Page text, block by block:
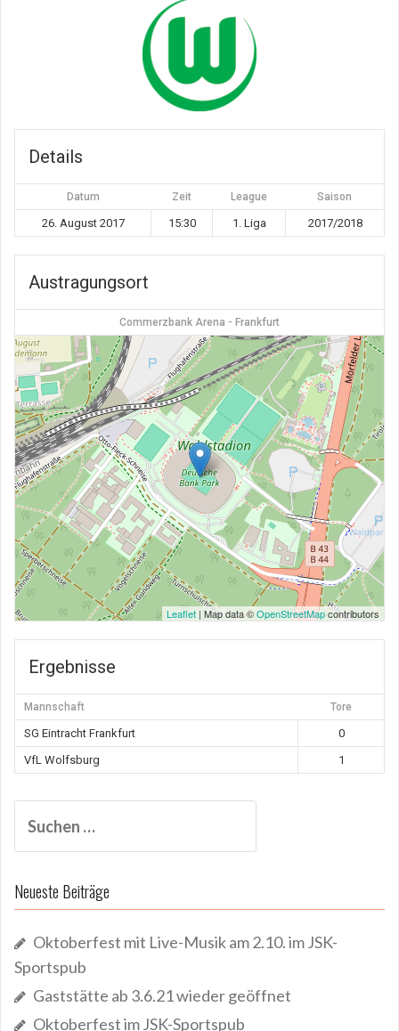
Details
Datum Zeit League Saison
26. August 2017 15:30 1. Liga 2017/2018
Austragungsort
Commerzbank Arena - Frankfurt
Leaflet | Map data ©OpenStreetMapcontributors
Ergebnisse
Mannschaft Tore
SG Eintracht Frankfurt
0
VfL Wolfsburg
1
nach:
Neueste Beiträge
Oktoberfest mit Live-Musik am 2.10. im JSK-
Sportspub
Gaststätte ab 3.6.21 wieder geöffnet
Oktoberfest im JSK-Sportspub